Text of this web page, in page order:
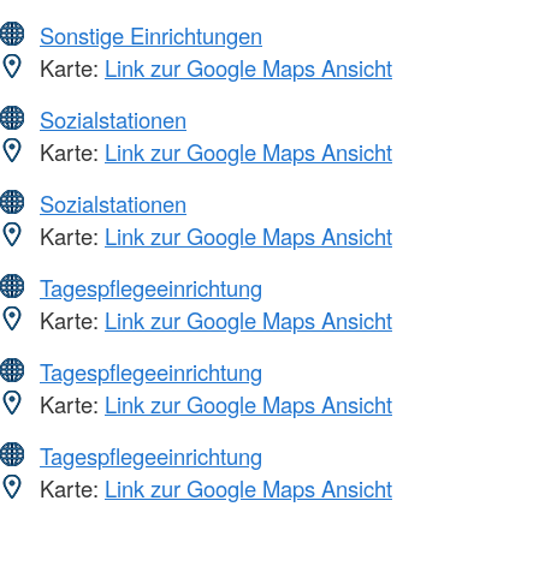
Sonstige Einrichtungen
Karte: Link zur Google Maps Ansicht
Sozialstationen
Karte: Link zur Google Maps Ansicht
Sozialstationen
Karte: Link zur Google Maps Ansicht
Tagespflegeeinrichtung
Karte: Link zur Google Maps Ansicht
Tagespflegeeinrichtung
Karte: Link zur Google Maps Ansicht
Tagespflegeeinrichtung
Karte: Link zur Google Maps Ansicht